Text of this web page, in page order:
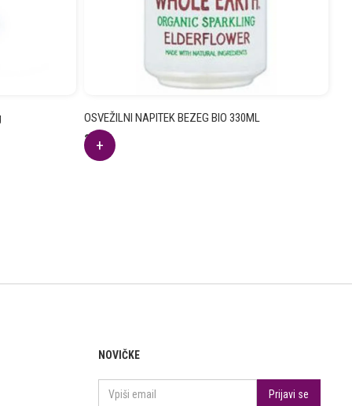
OSVEŽILNI NAPITEK BEZEG BIO 330ML
2.90
€
NOVIČKE